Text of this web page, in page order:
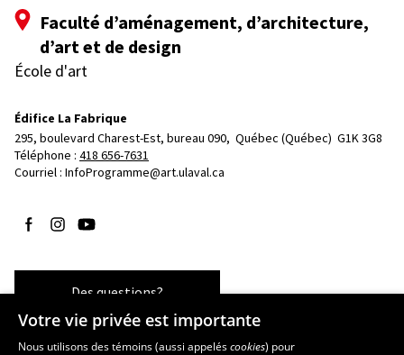
Faculté d’aménagement, d’architecture,
d’art et de design
École d'art
Édifice La Fabrique
295, boulevard Charest-Est, bureau 090, Québec (Québec)  G1K 3G8
Téléphone : 418 656-7631
Courriel : InfoProgramme@art.ulaval.ca
Suivez-nous sur Facebook
Suivez-nous sur Instagram
Suivez-nous sur YouTube
Des questions?
Votre vie privée est importante
Nous utilisons des témoins (aussi appeléscookies) pour